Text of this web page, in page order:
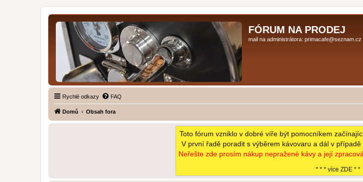
FÓRUM NA PRODEJ
mail na administrátora: primacafe@seznam.cz
Rychlé odkazy FAQ
Domů Obsah fora
Toto fórum vzniklo v dobré víře být pomocníkem
V první řadě poradit s výběrem kávovaru a dál v
Neřešte zde prosím nákup nepražené kávy a její
* * * více ZDE * *